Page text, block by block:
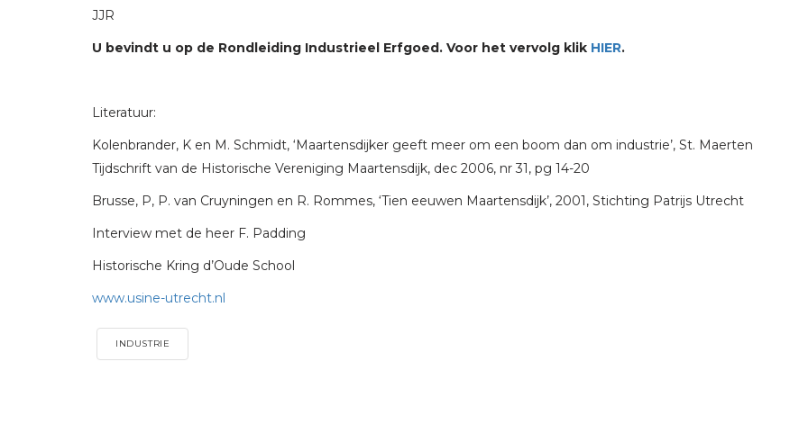
JJR
U bevindt u op de Rondleiding Industrieel Erfgoed. Voor het vervolg klik HIER.
Literatuur:
Kolenbrander, K en M. Schmidt, ‘Maartensdijker geeft meer om een boom dan om industrie’, St. Maerten
Tijdschrift van de Historische Vereniging Maartensdijk, dec 2006, nr 31, pg 14-20
Brusse, P, P. van Cruyningen en R. Rommes, ‘Tien eeuwen Maartensdijk’, 2001, Stichting Patrijs Utrecht
Interview met de heer F. Padding
Historische Kring d’Oude School
www.usine-utrecht.nl
INDUSTRIE